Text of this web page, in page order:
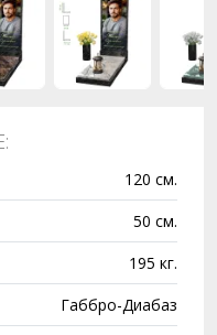
120 см.
50 см.
195 кг.
Габбро-Диабаз